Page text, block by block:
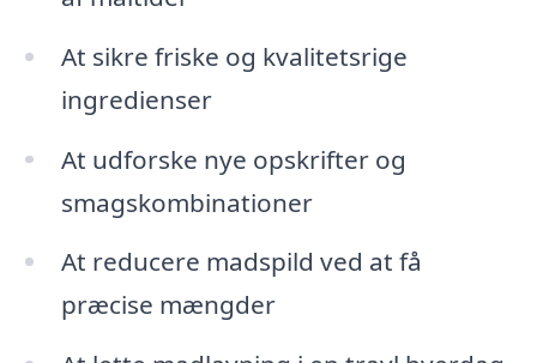
At sikre friske og kvalitetsrige
ingredienser
At udforske nye opskrifter og
smagskombinationer
At reducere madspild ved at få
præcise mængder